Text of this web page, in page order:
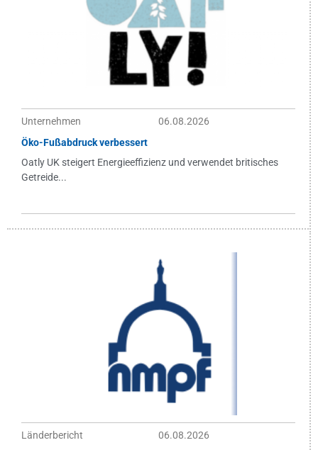
Unternehmen
06.08.2026
Öko-Fußabdruck verbessert
Oatly UK steigert Energieeffizienz und verwendet britisches
Getreide...
Länderbericht
06.08.2026